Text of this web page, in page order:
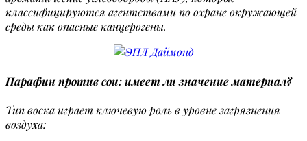
классифицируются агентствами по охране окружающей
среды как опасные канцерогены.
Парафин против сои: имеет ли значение материал?
Тип воска играет ключевую роль в уровне загрязнения
воздуха: